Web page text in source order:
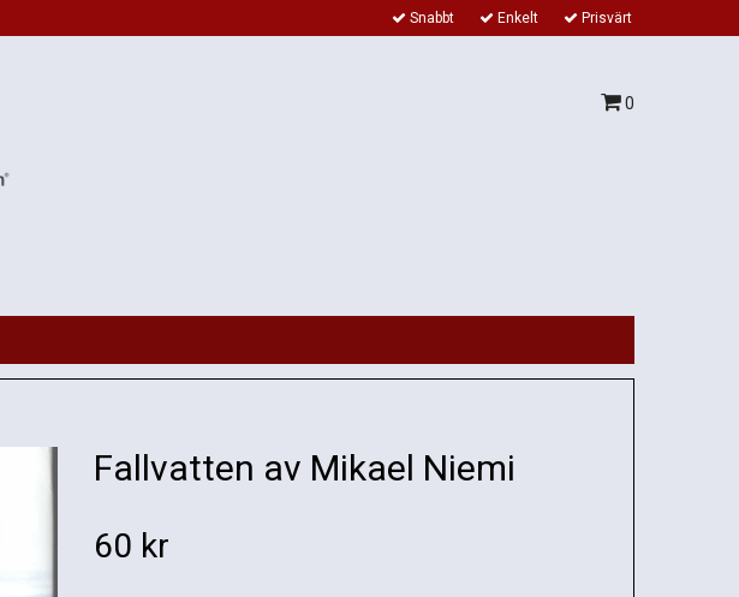
Snabbt Enkelt Prisvärt
0
Fallvatten av Mikael Niemi
60 kr